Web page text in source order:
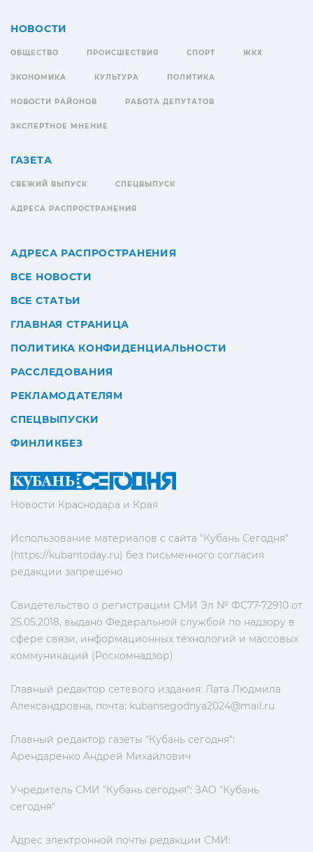
Новости Краснодара и Края
Использование материалов с сайта "Кубань Сегодня"
(https://kubantoday.ru) без письменного согласия
редакции запрещено
Свидетельство о регистрации СМИ Эл № ФС77-72910 от
25.05.2018, выдано Федеральной службой по надзору в
сфере связи, информационных технологий и массовых
коммуникаций (Роскомнадзор)
Главный редактор сетевого издания: Лата Людмила
Александровна, почта: kubansegodnya2024@mail.ru
Главный редактор газеты "Кубань сегодня":
Арендаренко Андрей Михайлович
Учредитель СМИ "Кубань сегодня": ЗАО "Кубань
сегодня"
Адрес электронной почты редакции СМИ:
НОВОСТИ
ОБЩЕСТВО ПРОИСШЕСТВИЯ СПОРТ ЖКХ
ЭКОНОМИКА КУЛЬТУРА ПОЛИТИКА
НОВОСТИ РАЙОНОВ РАБОТА ДЕПУТАТОВ
ЭКСПЕРТНОЕ МНЕНИЕ
ГАЗЕТА
СВЕЖИЙ ВЫПУСК СПЕЦВЫПУСК
АДРЕСА РАСПРОСТРАНЕНИЯ
АДРЕСА РАСПРОСТРАНЕНИЯ
ВСЕ НОВОСТИ
ВСЕ СТАТЬИ
ГЛАВНАЯ СТРАНИЦА
ПОЛИТИКА КОНФИДЕНЦИАЛЬНОСТИ
РАССЛЕДОВАНИЯ
РЕКЛАМОДАТЕЛЯМ
СПЕЦВЫПУСКИ
ФИНЛИКБЕЗ